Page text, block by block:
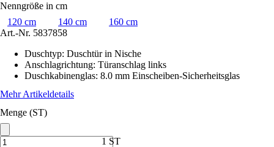
Nenngröße in cm
120 cm
140 cm
160 cm
Art.-Nr. 5837858
Duschtyp: Duschtür in Nische
Anschlagrichtung: Türanschlag links
Duschkabinenglas: 8.0 mm Einscheiben-Sicherheitsglas
Mehr Artikeldetails
Menge (ST)
1 ST